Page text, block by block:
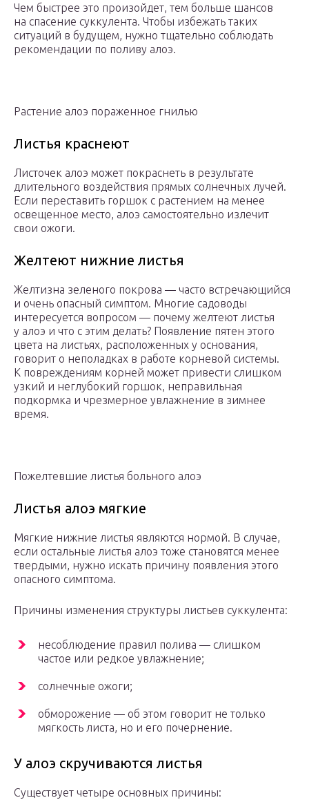
Чем быстрее это произойдет, тем больше шансов
на спасение суккулента. Чтобы избежать таких
ситуаций в будущем, нужно тщательно соблюдать
рекомендации по поливу алоэ.
Растение алоэ пораженное гнилью
Листья краснеют
Листочек алоэ может покраснеть в результате
длительного воздействия прямых солнечных лучей.
Если переставить горшок с растением на менее
освещенное место, алоэ самостоятельно излечит
свои ожоги.
Желтеют нижние листья
Желтизна зеленого покрова — часто встречающийся
и очень опасный симптом. Многие садоводы
интересуется вопросом — почему желтеют листья
у алоэ и что с этим делать? Появление пятен этого
цвета на листьях, расположенных у основания,
говорит о неполадках в работе корневой системы.
К повреждениям корней может привести слишком
узкий и неглубокий горшок, неправильная
подкормка и чрезмерное увлажнение в зимнее
время.
Пожелтевшие листья больного алоэ
Листья алоэ мягкие
Мягкие нижние листья являются нормой. В случае,
если остальные листья алоэ тоже становятся менее
твердыми, нужно искать причину появления этого
опасного симптома.
Причины изменения структуры листьев суккулента:
несоблюдение правил полива — слишком
частое или редкое увлажнение;
солнечные ожоги;
обморожение — об этом говорит не только
мягкость листа, но и его почернение.
У алоэ скручиваются листья
Существует четыре основных причины: